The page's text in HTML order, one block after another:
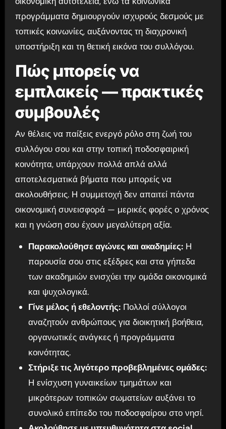
προγράμματα δημιουργούν ισχυρούς δεσμούς με
τοπικές κοινωνίες, αυξάνοντας τη διαχρονική
υποστήριξη και τη θετική εικόνα του συλλόγου.
Πώς μπορείς να
εμπλακείς — πρακτικές
συμβουλές
Αν θέλεις να παίξεις ενεργό ρόλο στη ζωή του
συλλόγου σου και στην τοπική ποδοσφαιρική
κοινότητα, υπάρχουν πολλά απλά αλλά
αποτελεσματικά βήματα που μπορείς να
ακολουθήσεις. Η συμμετοχή δεν απαιτεί πάντα
οικονομική συνεισφορά — μερικές φορές ο χρόνος
και η γνώση σου έχουν μεγαλύτερη αξία.
Παρακολούθησε αγώνες και ακαδημίες:Η
παρουσία σου στις εξέδρες και στα γήπεδα
των ακαδημιών ενισχύει την ομάδα οικονομικά
και ψυχολογικά.
Γίνε μέλος ή εθελοντής:Πολλοί σύλλογοι
αναζητούν ανθρώπους για διοικητική βοήθεια,
οργανωτικές ανάγκες ή προγράμματα
κοινότητας.
Στήριξε τις λιγότερο προβεβλημένες ομάδες:
Η ενίσχυση γυναικείων τμημάτων και
μικρότερων τοπικών σωματείων αυξάνει το
συνολικό επίπεδο του ποδοσφαίρου στο νησί.